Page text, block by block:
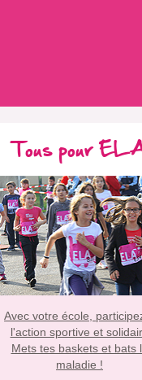
Tous pour
Avec votre école,
l'action sportive et
Mets tes baskets et bats
maladie !